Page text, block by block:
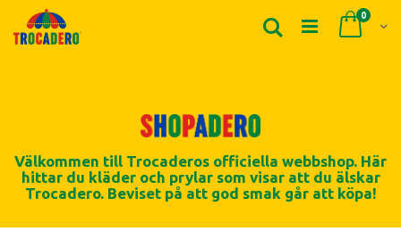
Cart
0
Sök
Välkommen till Trocaderos officiella webbshop. Här
hittar du kläder och prylar som visar att du älskar
Trocadero. Beviset på att god smak går att köpa!